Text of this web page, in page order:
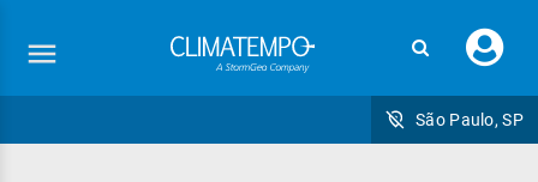
seu
São Paulo, SP